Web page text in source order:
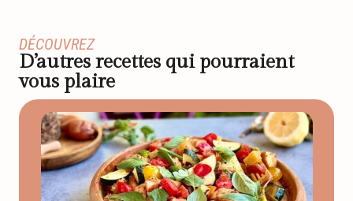
DÉCOUVREZ
D’autres recettes qui pourraient
vous plaire